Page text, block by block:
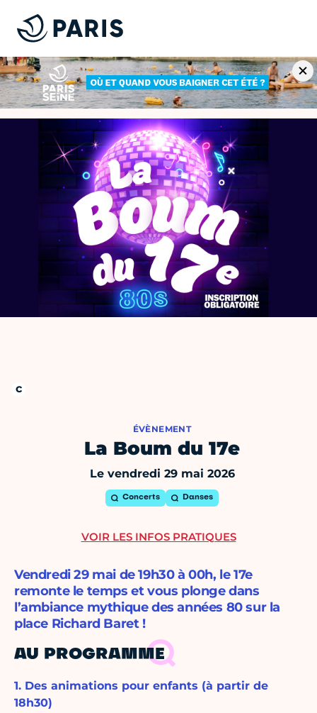
ÉVÈNEMENT
La Boum du 17e
Le vendredi 29 mai 2026
Concerts Danses
Vendredi 29 mai de 19h30 à 00h, le 17e
remonte le temps et vous plonge dans
l’ambiance mythique des années 80 sur la
place Richard Baret !
AU PROGRAMME
1. Des animations pour enfants (à partir de
18h30)
VOIR LES INFOS PRATIQUES